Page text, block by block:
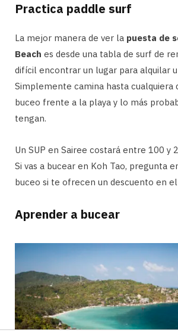
Practica paddle surf
La mejor manera de ver la puesta de
Beach es desde una tabla de surf de
difícil encontrar un lugar para alquilar
Simplemente camina hasta cualquiera
buceo frente a la playa y lo más
tengan.
Un SUP en Sairee costará entre 100 y
Si vas a bucear en Koh Tao, pregunta
buceo si te ofrecen un descuento en
Aprender a bucear